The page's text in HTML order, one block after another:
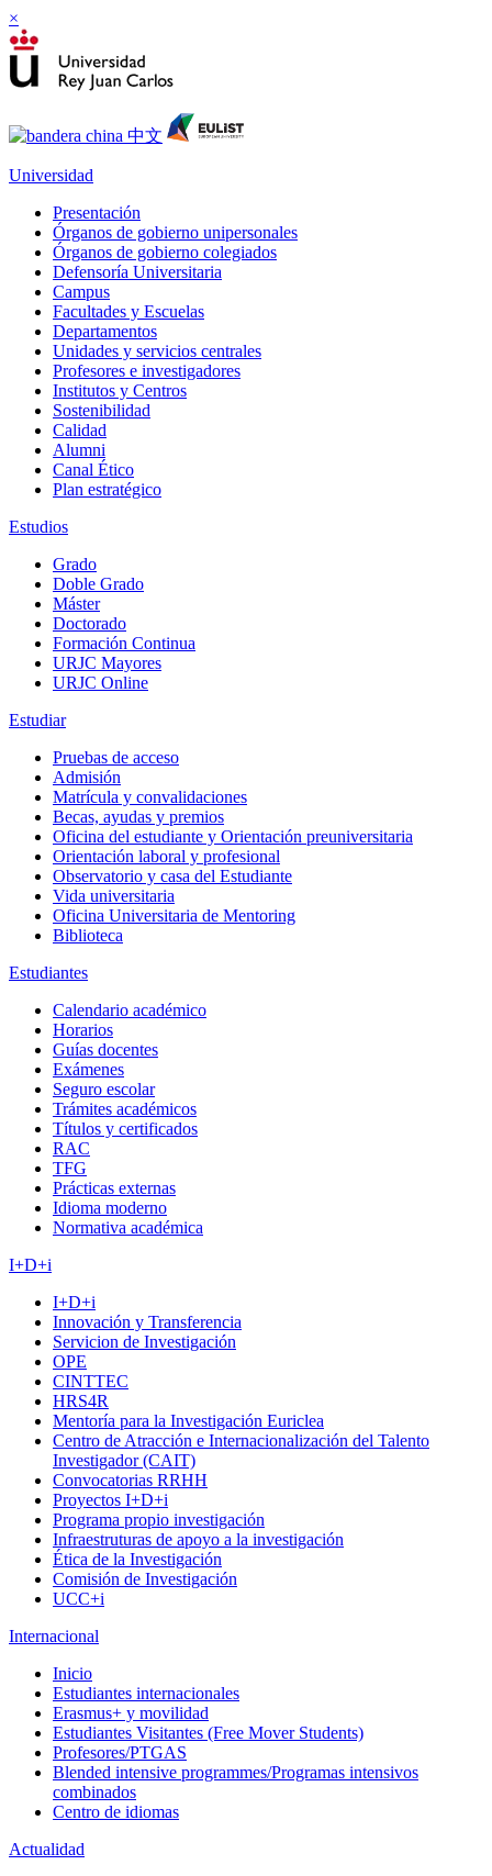
×
Universidad
Presentación
Órganos de gobierno unipersonales
Órganos de gobierno colegiados
Defensoría Universitaria
Campus
Facultades y Escuelas
Departamentos
Unidades y servicios centrales
Profesores e investigadores
Institutos y Centros
Sostenibilidad
Calidad
Alumni
Canal Ético
Plan estratégico
Estudios
Grado
Doble Grado
Máster
Doctorado
Formación Continua
URJC Mayores
URJC Online
Estudiar
Pruebas de acceso
Admisión
Matrícula y convalidaciones
Becas, ayudas y premios
Oficina del estudiante y Orientación preuniversitaria
Orientación laboral y profesional
Observatorio y casa del Estudiante
Vida universitaria
Oficina Universitaria de Mentoring
Biblioteca
Estudiantes
Calendario académico
Horarios
Guías docentes
Exámenes
Seguro escolar
Trámites académicos
Títulos y certificados
RAC
TFG
Prácticas externas
Idioma moderno
Normativa académica
I+D+i
I+D+i
Innovación y Transferencia
Servicion de Investigación
OPE
CINTTEC
HRS4R
Mentoría para la Investigación Euriclea
Centro de Atracción e Internacionalización del Talento
Investigador (CAIT)
Convocatorias RRHH
Proyectos I+D+i
Programa propio investigación
Infraestruturas de apoyo a la investigación
Ética de la Investigación
Comisión de Investigación
UCC+i
Internacional
Inicio
Estudiantes internacionales
Erasmus+ y movilidad
Estudiantes Visitantes (Free Mover Students)
Profesores/PTGAS
Blended intensive programmes/Programas intensivos
combinados
Centro de idiomas
Actualidad